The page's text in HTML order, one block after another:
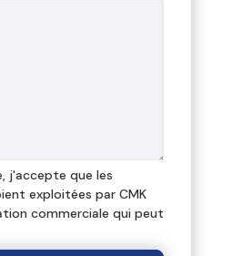
j'accepte que les
exploitées par CMK
commerciale qui peut